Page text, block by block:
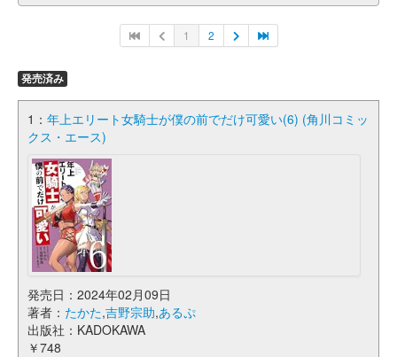
1 2
発売済み
1： 年上エリート女騎士が僕の前でだけ可愛い(6) (角川コミッ
クス・エース)
発売日：2024年02月09日
著者： たかた,吉野宗助,あるぷ
出版社：KADOKAWA
￥748